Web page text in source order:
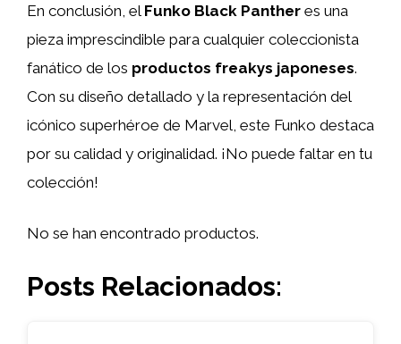
En conclusión, el Funko Black Panther es una
pieza imprescindible para cualquier coleccionista
fanático de los productos freakys japoneses.
Con su diseño detallado y la representación del
icónico superhéroe de Marvel, este Funko destaca
por su calidad y originalidad. ¡No puede faltar en tu
colección!
No se han encontrado productos.
Posts Relacionados: